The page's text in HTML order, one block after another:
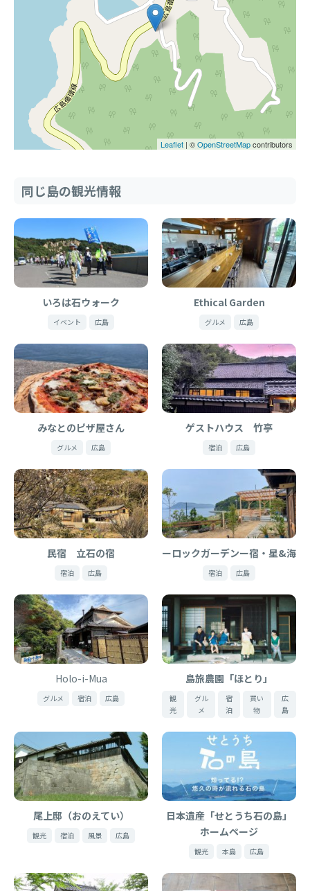
Leaflet | ©OpenStreetMapcontributors
同じ島の観光情報
いろは石ウォーク
イベント 広島
Ethical Garden
グルメ 広島
みなとのピザ屋さん
グルメ 広島
ゲストハウス 竹亭
宿泊 広島
民宿 立石の宿
宿泊 広島
ーロックガーデンー宿・星&海
宿泊 広島
Holo-i-Mua
グルメ 宿泊 広島
島旅農園「ほとり」
観
光
グル
メ
宿
泊
買い
物
広
島
尾上邸（おのえてい）
観光 宿泊 風景 広島
日本遺産「せとうち石の島」
ホームページ
観光 本島 広島